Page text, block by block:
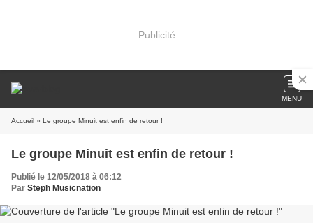
Publicité
MENU
Accueil » Le groupe Minuit est enfin de retour !
Le groupe Minuit est enfin de retour !
Publié le 12/05/2018 à 06:12
Par Steph Musicnation